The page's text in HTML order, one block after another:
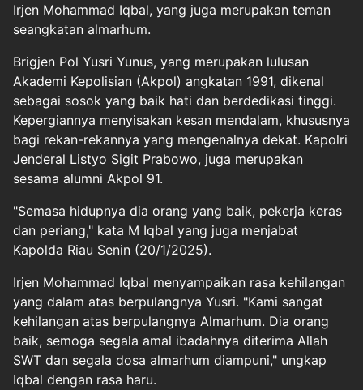
Irjen Mohammad Iqbal, yang juga merupakan teman
seangkatan almarhum.
Brigjen Pol Yusri Yunus, yang merupakan lulusan
Akademi Kepolisian (Akpol) angkatan 1991, dikenal
sebagai sosok yang baik hati dan berdedikasi tinggi.
Kepergiannya menyisakan kesan mendalam, khususnya
bagi rekan-rekannya yang mengenalnya dekat. Kapolri
Jenderal Listyo Sigit Prabowo, juga merupakan
sesama alumni Akpol 91.
"Semasa hidupnya dia orang yang baik, pekerja keras
dan periang," kata M Iqbal yang juga menjabat
Kapolda Riau Senin (20/1/2025).
Irjen Mohammad Iqbal menyampaikan rasa kehilangan
yang dalam atas berpulangnya Yusri. "Kami sangat
kehilangan atas berpulangnya Almarhum. Dia orang
baik, semoga segala amal ibadahnya diterima Allah
SWT dan segala dosa almarhum diampuni," ungkap
Iqbal dengan rasa haru.